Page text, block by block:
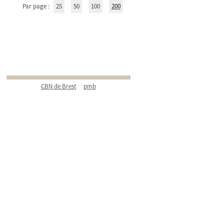
Par page :
25 50 100 200
CBN de Brest pmb